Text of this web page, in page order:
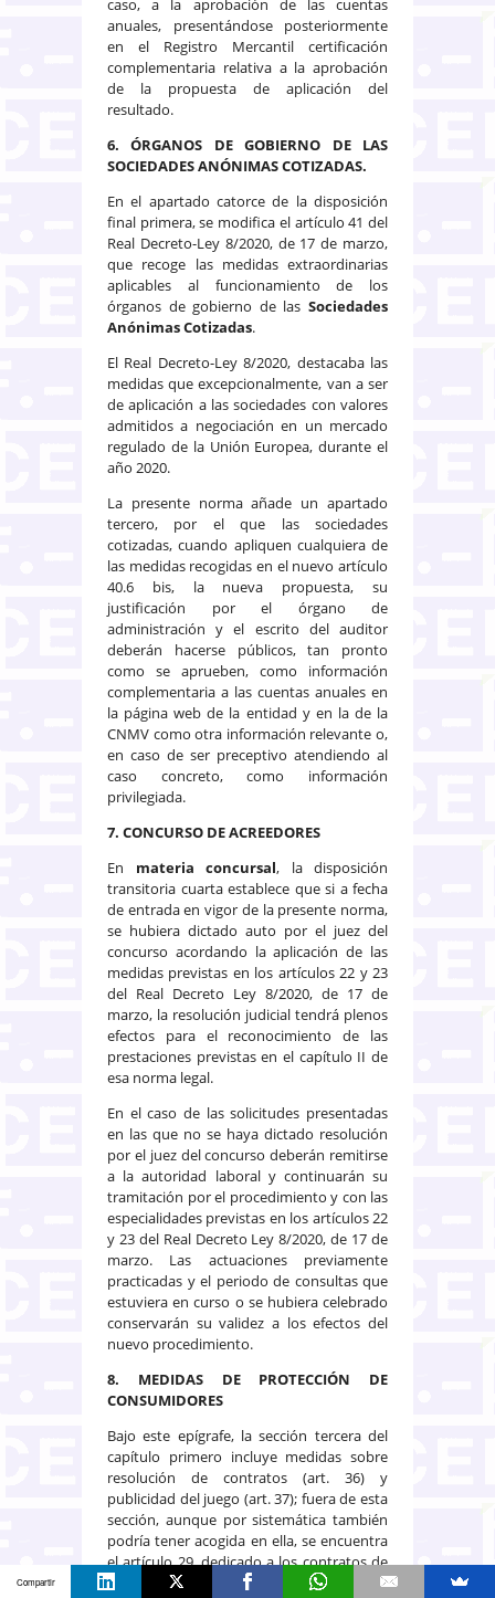
anuales, presentándose posteriormente
en el Registro Mercantil certificación
complementaria relativa a la aprobación
de la propuesta de aplicación del
resultado.
6. ÓRGANOS DE GOBIERNO DE LAS
SOCIEDADES ANÓNIMAS COTIZADAS.
En el apartado catorce de la disposición
final primera, se modifica el artículo 41 del
Real Decreto-Ley 8/2020, de 17 de marzo,
que recoge las medidas extraordinarias
aplicables al funcionamiento de los
órganos de gobierno de las Sociedades
Anónimas Cotizadas.
El Real Decreto-Ley 8/2020, destacaba las
medidas que excepcionalmente, van a ser
de aplicación a las sociedades con valores
admitidos a negociación en un mercado
regulado de la Unión Europea, durante el
año 2020.
La presente norma añade un apartado
tercero, por el que las sociedades
cotizadas, cuando apliquen cualquiera de
las medidas recogidas en el nuevo artículo
40.6 bis, la nueva propuesta, su
justificación por el órgano de
administración y el escrito del auditor
deberán hacerse públicos, tan pronto
como se aprueben, como información
complementaria a las cuentas anuales en
la página web de la entidad y en la de la
CNMV como otra información relevante o,
en caso de ser preceptivo atendiendo al
caso concreto, como información
privilegiada.
7. CONCURSO DE ACREEDORES
En materia concursal, la disposición
transitoria cuarta establece que si a fecha
de entrada en vigor de la presente norma,
se hubiera dictado auto por el juez del
concurso acordando la aplicación de las
medidas previstas en los artículos 22 y 23
del Real Decreto Ley 8/2020, de 17 de
marzo, la resolución judicial tendrá plenos
efectos para el reconocimiento de las
prestaciones previstas en el capítulo II de
esa norma legal.
En el caso de las solicitudes presentadas
en las que no se haya dictado resolución
por el juez del concurso deberán remitirse
a la autoridad laboral y continuarán su
tramitación por el procedimiento y con las
especialidades previstas en los artículos 22
y 23 del Real Decreto Ley 8/2020, de 17 de
marzo. Las actuaciones previamente
practicadas y el periodo de consultas que
estuviera en curso o se hubiera celebrado
conservarán su validez a los efectos del
nuevo procedimiento.
8. MEDIDAS DE PROTECCIÓN DE
CONSUMIDORES
Bajo este epígrafe, la sección tercera del
capítulo primero incluye medidas sobre
resolución de contratos (art. 36) y
publicidad del juego (art. 37); fuera de esta
sección, aunque por sistemática también
podría tener acogida en ella, se encuentra
el artículo 29, dedicado a los contratos de
suministros:
Compartir